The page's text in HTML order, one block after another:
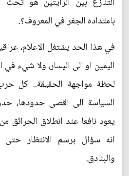
بامتداده الجغرافي المعروف؟.
في هذا الحد يشتغل الاعلام،
اليمين او الى اليسار، ولا شيء
لحظة مواجهة الحقيقة.. كل
السياسة الى اقصى حدودها،
يعود نافعا عند انطلاق الحرائق
انه سؤال برسم الانتظار حتى
والبنادق.